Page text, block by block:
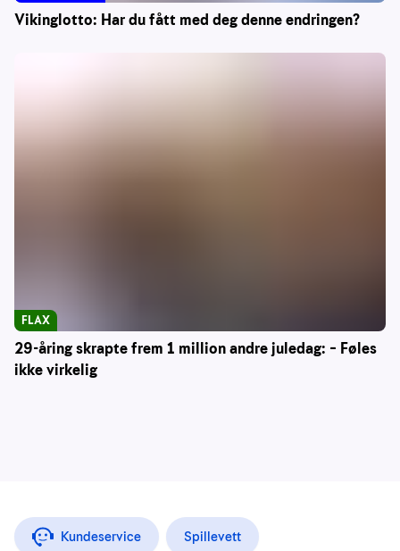
Vikinglotto: Har du fått med deg denne endringen?
29-åring skrapte frem 1 million andre juledag: – Føles
ikke virkelig
FLAX
Kundeservice Spillevett